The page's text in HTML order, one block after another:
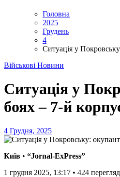
Головна
2025
Грудень
4
Ситуація у
Військові Новини
Ситуація у
боях – 7-й
4 Грудня, 2025
Київ • “Jornal-ExPress”
1 грудня 2025, 13:17 • 424